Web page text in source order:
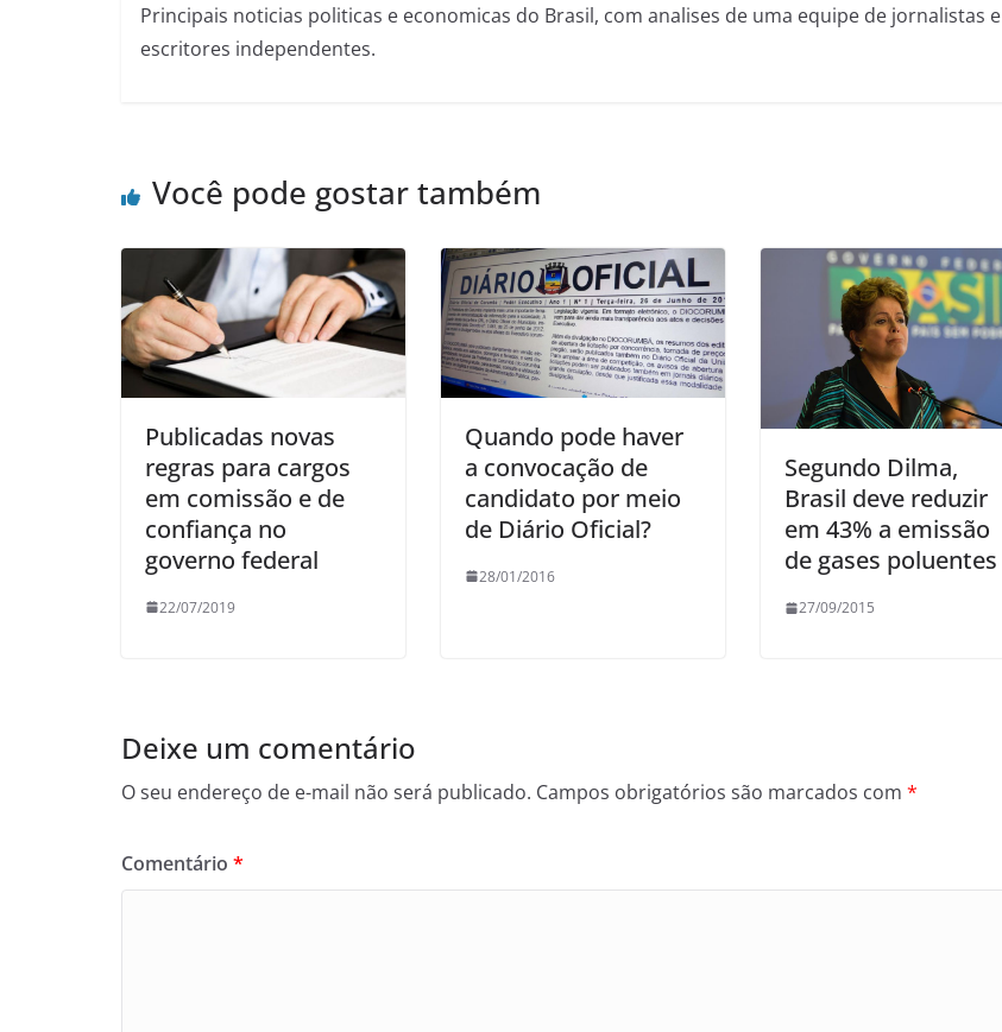
Principais noticias politicas e economicas do Brasil, com analises de uma equipe de jornalistas e
escritores independentes.
Você pode gostar também
Publicadas novas
regras para cargos
em comissão e de
confiança no
governo federal
22/07/2019
Quando pode haver
a convocação de
candidato por meio
de Diário Oficial?
28/01/2016
Segundo Dilma,
Brasil deve reduzir
em 43% a emissão
de gases poluentes
27/09/2015
Deixe um comentário
O seu endereço de e-mail não será publicado. Campos obrigatórios são marcados com *
Comentário *